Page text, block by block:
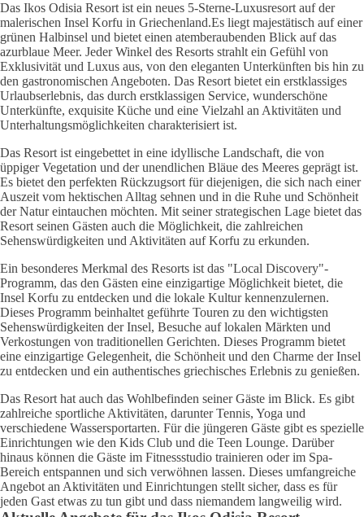
Das Ikos Odisia Resort ist ein neues 5-Sterne-Luxusresort auf der
malerischen Insel Korfu in Griechenland.Es liegt majestätisch auf einer
grünen Halbinsel und bietet einen atemberaubenden Blick auf das
azurblaue Meer. Jeder Winkel des Resorts strahlt ein Gefühl von
Exklusivität und Luxus aus, von den eleganten Unterkünften bis hin zu
den gastronomischen Angeboten. Das Resort bietet ein erstklassiges
Urlaubserlebnis, das durch erstklassigen Service, wunderschöne
Unterkünfte, exquisite Küche und eine Vielzahl an Aktivitäten und
Unterhaltungsmöglichkeiten charakterisiert ist.
Das Resort ist eingebettet in eine idyllische Landschaft, die von
üppiger Vegetation und der unendlichen Bläue des Meeres geprägt ist.
Es bietet den perfekten Rückzugsort für diejenigen, die sich nach einer
Auszeit vom hektischen Alltag sehnen und in die Ruhe und Schönheit
der Natur eintauchen möchten. Mit seiner strategischen Lage bietet das
Resort seinen Gästen auch die Möglichkeit, die zahlreichen
Sehenswürdigkeiten und Aktivitäten auf Korfu zu erkunden.
Ein besonderes Merkmal des Resorts ist das "Local Discovery"-
Programm, das den Gästen eine einzigartige Möglichkeit bietet, die
Insel Korfu zu entdecken und die lokale Kultur kennenzulernen.
Dieses Programm beinhaltet geführte Touren zu den wichtigsten
Sehenswürdigkeiten der Insel, Besuche auf lokalen Märkten und
Verkostungen von traditionellen Gerichten. Dieses Programm bietet
eine einzigartige Gelegenheit, die Schönheit und den Charme der Insel
zu entdecken und ein authentisches griechisches Erlebnis zu genießen.
Das Resort hat auch das Wohlbefinden seiner Gäste im Blick. Es gibt
zahlreiche sportliche Aktivitäten, darunter Tennis, Yoga und
verschiedene Wassersportarten. Für die jüngeren Gäste gibt es spezielle
Einrichtungen wie den Kids Club und die Teen Lounge. Darüber
hinaus können die Gäste im Fitnessstudio trainieren oder im Spa-
Bereich entspannen und sich verwöhnen lassen. Dieses umfangreiche
Angebot an Aktivitäten und Einrichtungen stellt sicher, dass es für
jeden Gast etwas zu tun gibt und dass niemandem langweilig wird.